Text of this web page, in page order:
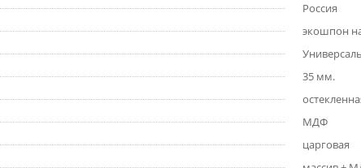
Россия
экошпон
35 мм.
МДФ
царговая